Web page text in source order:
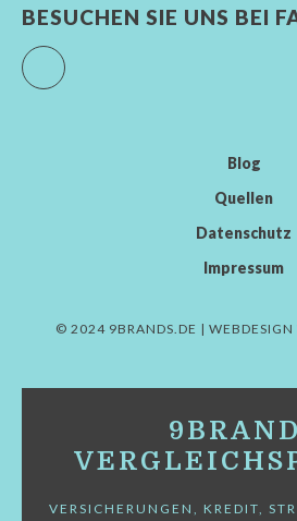
BESUCHEN SIE UNS BEI
Facebook
Blog
Quellen
Datenschutz
Impressum
© 2024 9BRANDS.DE | WEBDESIGN
VERSICHERUNGEN, KREDIT,